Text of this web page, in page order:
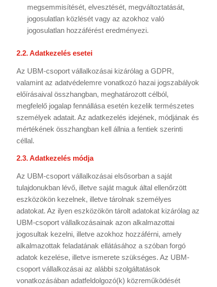
megsemmisítését, elvesztését, megváltoztatását,
jogosulatlan közlését vagy az azokhoz való
jogosulatlan hozzáférést eredményezi.
2.2. Adatkezelés esetei
Az UBM-csoport vállalkozásai kizárólag a GDPR,
valamint az adatvédelemre vonatkozó hazai jogszabályok
előírásaival összhangban, meghatározott célból,
megfelelő jogalap fennállása esetén kezelik természetes
személyek adatait. Az adatkezelés idejének, módjának és
mértékének összhangban kell állnia a fentiek szerinti
céllal.
2.3. Adatkezelés módja
Az UBM-csoport vállalkozásai elsősorban a saját
tulajdonukban lévő, illetve saját maguk által ellenőrzött
eszközökön kezelnek, illetve tárolnak személyes
adatokat. Az ilyen eszközökön tárolt adatokat kizárólag az
UBM-csoport vállalkozásainak azon alkalmazottai
jogosultak kezelni, illetve azokhoz hozzáférni, amely
alkalmazottak feladatának ellátásához a szóban forgó
adatok kezelése, illetve ismerete szükséges. Az UBM-
csoport vállalkozásai az alábbi szolgáltatások
vonatkozásában adatfeldolgozó(k) közreműködését